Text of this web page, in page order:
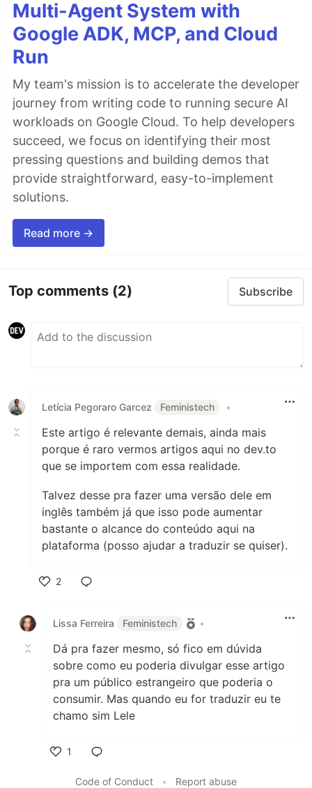
Multi-Agent System with
Google ADK, MCP, and Cloud
Run
My team's mission is to accelerate the developer
journey from writing code to running secure AI
workloads on Google Cloud. To help developers
succeed, we focus on identifying their most
pressing questions and building demos that
provide straightforward, easy-to-implement
solutions.
Read more →
Top comments (2) Subscribe
Letícia Pegoraro Garcez Feministech •
Este artigo é relevante demais, ainda mais
porque é raro vermos artigos aqui no dev.to
que se importem com essa realidade.
Talvez desse pra fazer uma versão dele em
inglês também já que isso pode aumentar
bastante o alcance do conteúdo aqui na
plataforma (posso ajudar a traduzir se quiser).
2
Lissa Ferreira
Feministech •
Dá pra fazer mesmo, só fico em dúvida
sobre como eu poderia divulgar esse artigo
pra um público estrangeiro que poderia o
consumir. Mas quando eu for traduzir eu te
chamo sim Lele
1
Code of Conduct
• Report abuse